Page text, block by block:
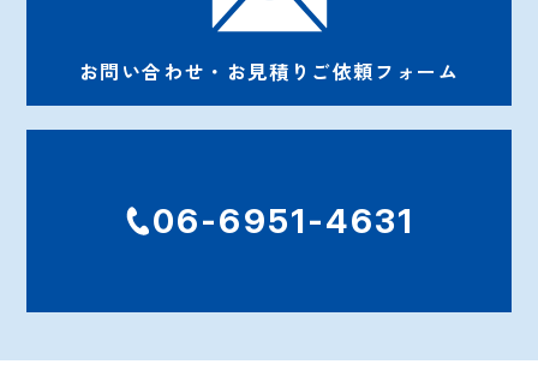
お問い合わせ・お見積りご依頼フォーム
06-6951-4631